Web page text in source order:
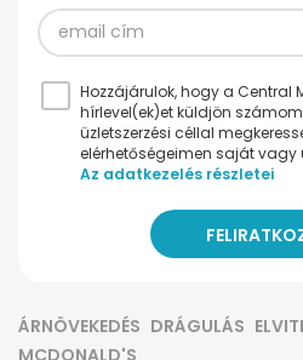
Hozzájárulok, hogy a Central
hírlevel(ek)et küldjön
üzletszerzési céllal
elérhetőségeimen saját
Az adatkezelés részletei
ÁRNÖVEKEDÉS DRÁGULÁS
MCDONALD'S